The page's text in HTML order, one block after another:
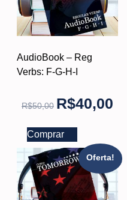
AudioBook – Reg
Verbs: F-G-H-I
R$50,00 R$40,00
Comprar
Oferta!